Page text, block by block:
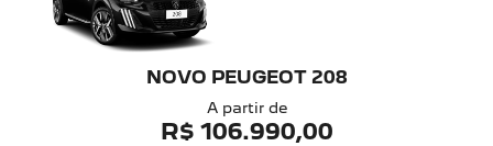
NOVO PEUGEOT 208
A partir de
R$ 106.990,00